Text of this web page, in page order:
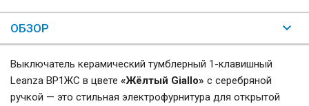
ОБЗОР
Выключатель керамический тумблерный 1-клавишный
Leanza ВР1ЖС в цвете «Жёлтый Giallo» с серебряной
ручкой — это стильная электрофурнитура для открытой